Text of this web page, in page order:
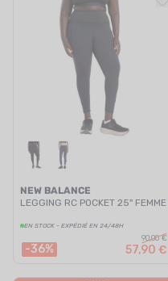
NEW BALANCE
LEGGING RC POCKET 25" FEMME
EN STOCK - EXPÉDIÉ EN 24/48H
-36%
90,00 €
57,90 €